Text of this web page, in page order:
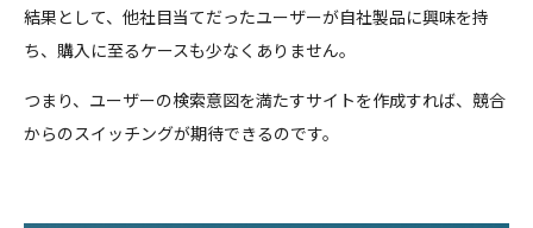
結果として、他社目当てだったユーザーが自社製品に興味を持
ち、購入に至るケースも少なくありません。
つまり、ユーザーの検索意図を満たすサイトを作成すれば、競合
からのスイッチングが期待できるのです。